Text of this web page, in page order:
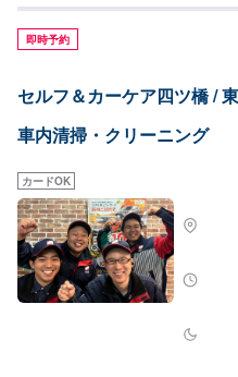
即時予約
セルフ＆カーケア四ツ橋 /
車内清掃・クリーニング
カードOK